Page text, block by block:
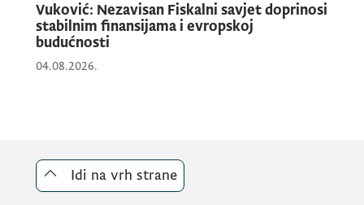
Vuković: Nezavisan Fiskalni savjet doprinosi
stabilnim finansijama i evropskoj
budućnosti
04.08.2026.
Idi na vrh strane